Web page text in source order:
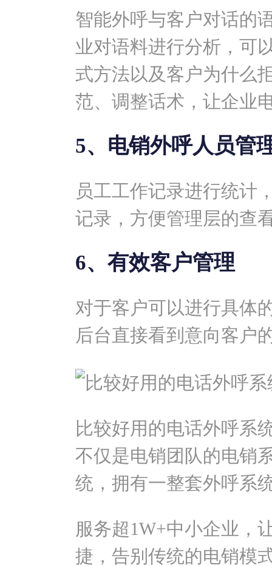
智能外呼与客户对话的
业对语料进行分析，可
式方法以及客户为什么
范、调整话术，让企业
5、电销外呼人员管
员工工作记录进行统计
记录，方便管理层的查
6、有效客户管理
对于客户可以进行具体
后台直接看到意向客户
比较好用的电话外呼系
不仅是电销团队的电销
统，拥有一整套外呼系
服务超1W+中小企业，
捷，告别传统的电销模